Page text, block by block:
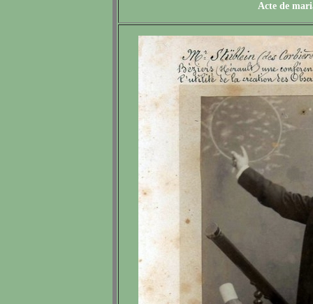
Acte de